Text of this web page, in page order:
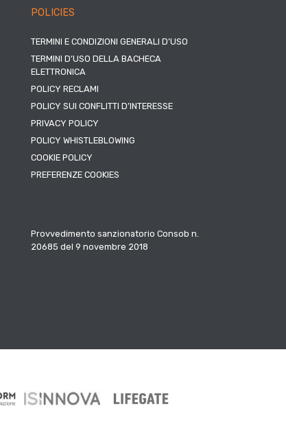
POLICIES
TERMINI E CONDIZIONI GENERALI D’USO
TERMINI D’USO DELLA BACHECA
ELETTRONICA
POLICY RECLAMI
POLICY SUI CONFLITTI D’INTERESSE
PRIVACY POLICY
POLICY WHISTLEBLOWING
COOKIE POLICY
PREFERENZE COOKIES
Provvedimento sanzionatorio Consob n.
20685 del 9 novembre 2018